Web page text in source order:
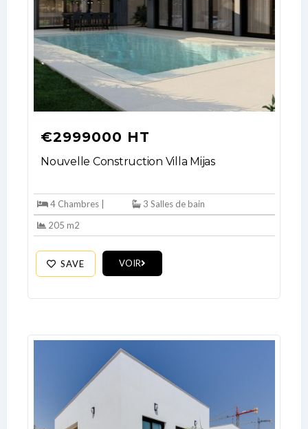
€2999000 HT
Nouvelle Construction Villa Mijas
4 Chambres |
3 Salles de bain
205 m2
SAVE VOIR